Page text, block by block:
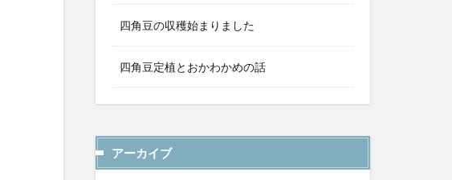
四角豆の収穫始まりました
四角豆定植とおかわかめの話
アーカイブ